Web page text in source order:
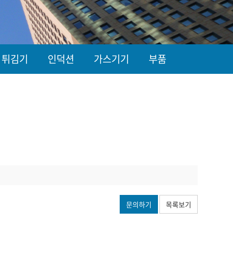
튀김기 인덕션 가스기기 부품
문의하기 목록보기